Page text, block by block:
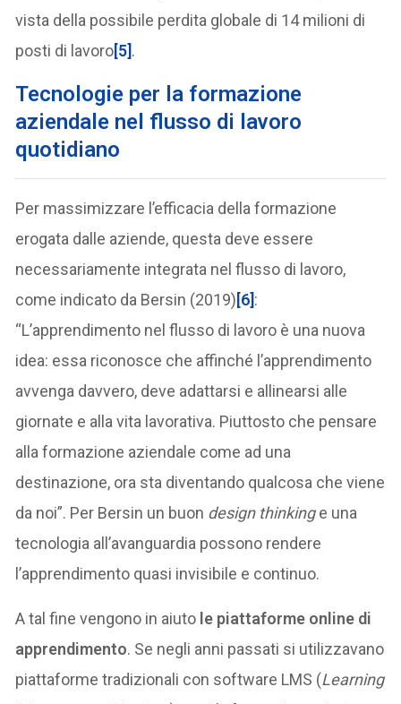
vista della possibile perdita globale di 14 milioni di
posti di lavoro[5].
Tecnologie per la formazione
aziendale nel flusso di lavoro
quotidiano
Per massimizzare l’efficacia della formazione
erogata dalle aziende, questa deve essere
necessariamente integrata nel flusso di lavoro,
come indicato da Bersin (2019)[6]:
“L’apprendimento nel flusso di lavoro è una nuova
idea: essa riconosce che affinché l’apprendimento
avvenga davvero, deve adattarsi e allinearsi alle
giornate e alla vita lavorativa. Piuttosto che pensare
alla formazione aziendale come ad una
destinazione, ora sta diventando qualcosa che viene
da noi”. Per Bersin un buon design thinkinge una
tecnologia all’avanguardia possono rendere
l’apprendimento quasi invisibile e continuo.
A tal fine vengono in aiuto le piattaforme online di
apprendimento. Se negli anni passati si utilizzavano
piattaforme tradizionali con software LMS (Learning